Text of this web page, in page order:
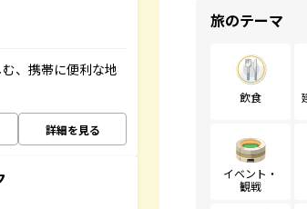
、携帯に便利な地
詳細を見る
旅のテーマ
飲食
イベント・
観戦